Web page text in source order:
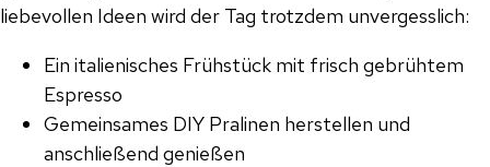
liebevollen Ideen wird der Tag trotzdem unvergesslich:
Ein italienisches Frühstück mit frisch gebrühtem
Espresso
Gemeinsames DIY Pralinen herstellen und
anschließend genießen